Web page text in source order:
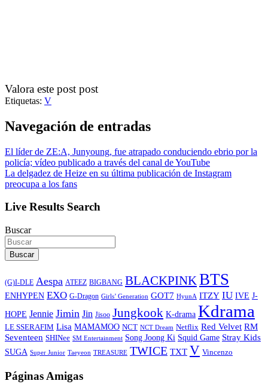
Valora este post post
Etiquetas: V
Navegación de entradas
El líder de ZE:A, Junyoung, fue atrapado conduciendo ebrio por la
policía; vídeo publicado a través del canal de YouTube
La delgadez de Heize en su última publicación de Instagram
preocupa a los fans
Live Results Search
Buscar
Buscar
(G)I-DLE Aespa ATEEZ BIGBANG BLACKPINKBTS
ENHYPEN EXO G-Dragon Girls’ Generation GOT7 HyunA ITZY IU IVE J-
HOPE Jennie Jimin Jin Jisoo Jungkook K-drama Kdrama
LE SSERAFIM Lisa MAMAMOO NCT NCT Dream Netflix Red Velvet RM
Seventeen SHINee SM Entertainment Song Joong Ki Squid Game Stray Kids
SUGA Super Junior Taeyeon TREASURE TWICE TXT V Vincenzo
Páginas Amigas